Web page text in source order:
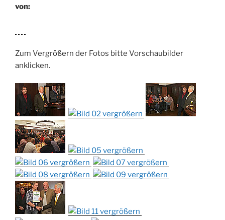
von:
Zum Vergrößern der Fotos bitte Vorschaubilder
anklicken.